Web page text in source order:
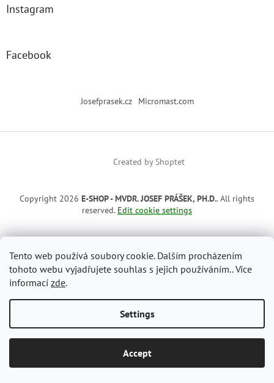
Tento web používá soubory cookie. Dalším procházením
tohoto webu vyjadřujete souhlas s jejich používáním.. Více
informací zde.
Settings
Accept
Vítejte v internetovém obchodě - MVDr. Josef Prášek, Ph.D.
Instagram
Facebook
Josefprasek.cz Micromast.com
Created by Shoptet
Copyright 2026 E-SHOP - MVDR. JOSEF PRÁŠEK, PH.D.. All rights
reserved. Edit cookie settings